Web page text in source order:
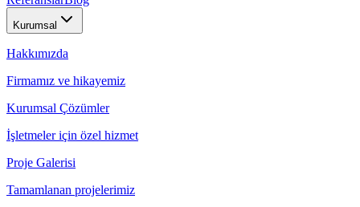
Kurumsal
Hakkımızda
Firmamız ve hikayemiz
Kurumsal Çözümler
İşletmeler için özel hizmet
Proje Galerisi
Tamamlanan projelerimiz